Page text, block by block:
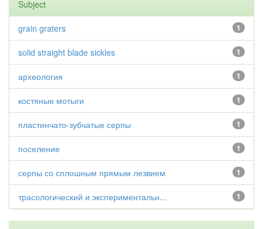
Subject
1
grain graters
1
solid straight blade sickles
1
археология
1
костяные мотыги
1
пластинчато-зубчатые серпы
1
поселение
1
серпы со сплошным прямым лезвием
1
трасологический и экспериментальн...